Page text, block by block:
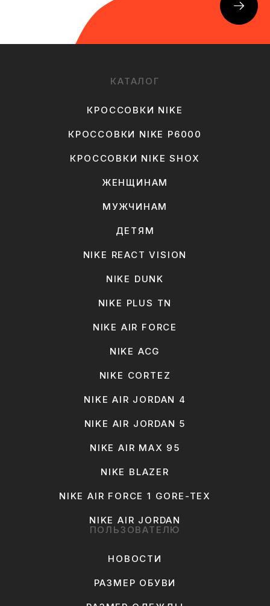
КАТАЛОГ
КРОССОВКИ NIKE
КРОССОВКИ NIKE P6000
КРОССОВКИ NIKE SHOX
ЖЕНЩИНАМ
МУЖЧИНАМ
ДЕТЯМ
NIKE REACT VISION
NIKE DUNK
NIKE PLUS TN
NIKE AIR FORCE
NIKE ACG
NIKE CORTEZ
NIKE AIR JORDAN 4
NIKE AIR JORDAN 5
NIKE AIR MAX 95
NIKE BLAZER
NIKE AIR FORCE 1 GORE-TEX
NIKE AIR JORDAN
ПОЛЬЗОВАТЕЛЮ
НОВОСТИ
РАЗМЕР ОБУВИ